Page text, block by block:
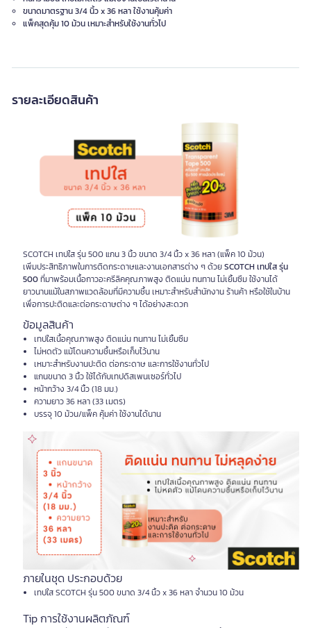
ขนาดมาตรฐาน 3/4 นิ้ว x 36 หลา ใช้งานคุ้มค่า
แพ็คสุดคุ้ม 10 ม้วน เหมาะสำหรับใช้งานทั่วไป
รายละเอียดสินค้า
SCOTCH เทปใส รุ่น 500 แกน 3 นิ้ว ขนาด 3/4 นิ้ว x 36 หลา (แพ็ค 10 ม้วน)
เพิ่มประสิทธิภาพในการติดกระดาษและงานเอกสารต่าง ๆ ด้วยSCOTCH เทปใส รุ่น
500ที่มาพร้อมเนื้อกาวอะครีลิคคุณภาพสูง ติดแน่น ทนทาน ไม่เยิ้มซึม ใช้งานได้
ยาวนานแม้ในสภาพแวดล้อมที่มีความชื้น เหมาะสำหรับสำนักงาน ร้านค้า หรือใช้ในบ้าน
เพื่อการปะติดและต่อกระดาษต่าง ๆ ได้อย่างสะดวก
ข้อมูลสินค้า
เทปใสเนื้อคุณภาพสูง ติดแน่น ทนทาน ไม่เยิ้มซึม
ไม่หดตัว แม้โดนความชื้นหรือเก็บไว้นาน
เหมาะสำหรับงานปะติด ต่อกระดาษ และการใช้งานทั่วไป
แกนขนาด 3 นิ้ว ใช้ได้กับเทปดิสเพนเซอร์ทั่วไป
หน้ากว้าง 3/4 นิ้ว (18 มม.)
ความยาว 36 หลา (33 เมตร)
บรรจุ 10 ม้วน/แพ็ค คุ้มค่า ใช้งานได้นาน
ภายในชุด ประกอบด้วย
เทปใส SCOTCH รุ่น 500 ขนาด 3/4 นิ้ว x 36 หลา จำนวน 10 ม้วน
Tip การใช้งานผลิตภัณฑ์